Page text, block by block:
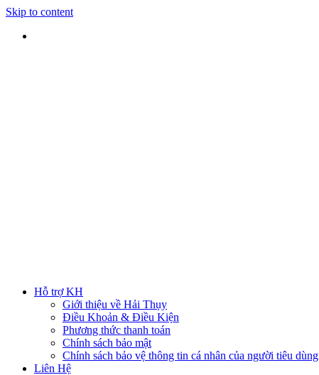
Skip to content
Hỗ trợ KH
Giới thiệu về Hải Thụy
Điều Khoản & Điều Kiện
Phương thức thanh toán
Chính sách bảo mật
Chính sách bảo vệ thông tin cá nhân của người tiêu dùng
Liên Hệ